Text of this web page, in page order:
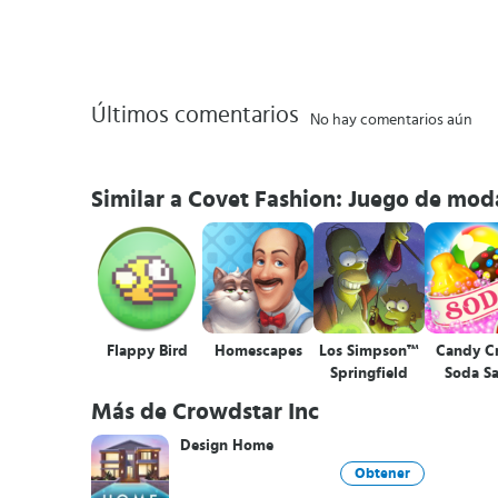
Últimos comentarios No hay comentarios aún
Similar a Covet Fashion: Juego de
Flappy Bird Homescapes
Los Simpson™
Springfield
Candy
Soda
Más de Crowdstar Inc
Design Home
Obtener